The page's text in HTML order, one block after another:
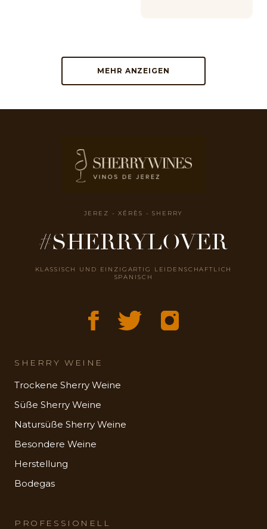
MEHR ANZEIGEN
JEREZ - XÉRÈS - SHERRY
#SHERRYLOVER
KLASSISCH UND EINZIGARTIG LEIDENSCHAFTLICH
SPANISCH
SHERRY WEINE
Trockene Sherry Weine
Süße Sherry Weine
Natursüße Sherry Weine
Besondere Weine
Herstellung
Bodegas
PROFESSIONELL